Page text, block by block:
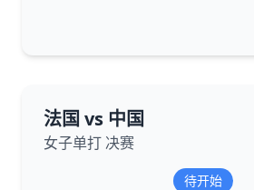
法国 vs 中国
女子单打 决赛
待开始